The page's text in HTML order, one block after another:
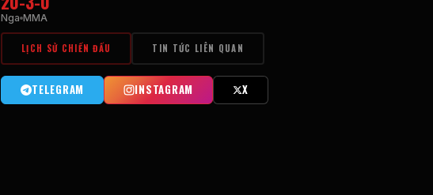
Nga MMA
LỊCH SỬ CHIẾN ĐẤU TIN TỨC LIÊN QUAN
TELEGRAM INSTAGRAM X